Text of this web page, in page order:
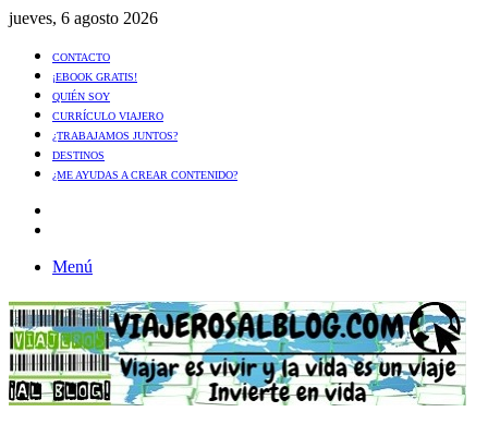
jueves, 6 agosto 2026
CONTACTO
¡EBOOK GRATIS!
QUIÉN SOY
CURRÍCULO VIAJERO
¿TRABAJAMOS JUNTOS?
DESTINOS
¿ME AYUDAS A CREAR CONTENIDO?
Menú